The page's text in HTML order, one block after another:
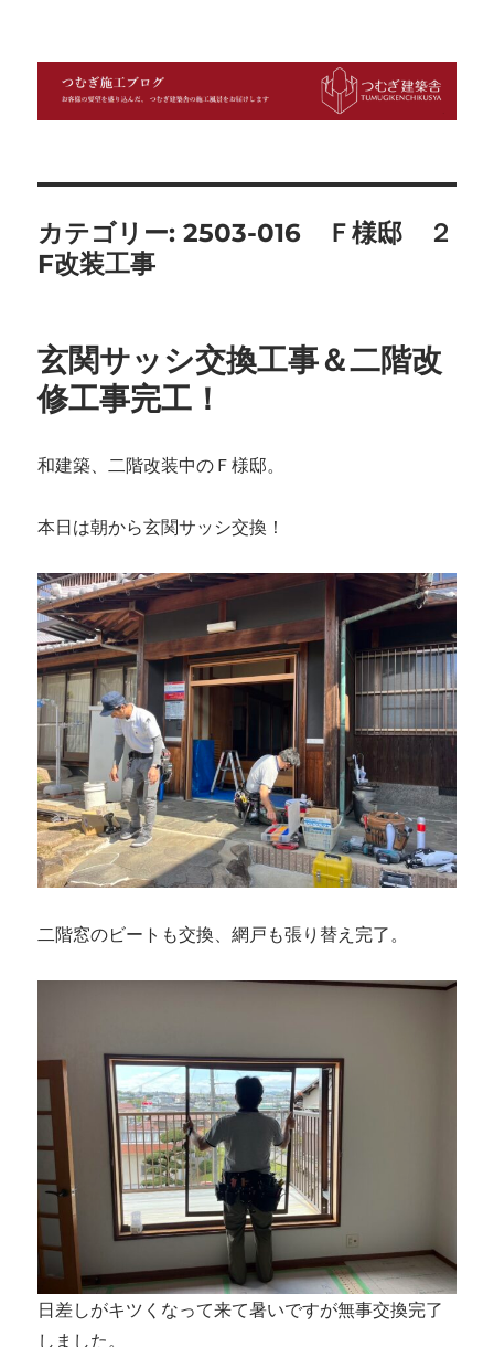
つむぎ施工ブログ
カテゴリー:2503-016 Ｆ様邸 ２
F改装工事
玄関サッシ交換工事＆二階改
修工事完工！
和建築、二階改装中のＦ様邸。
本日は朝から玄関サッシ交換！
二階窓のビートも交換、網戸も張り替え完了。
日差しがキツくなって来て暑いですが無事交換完了
しました。